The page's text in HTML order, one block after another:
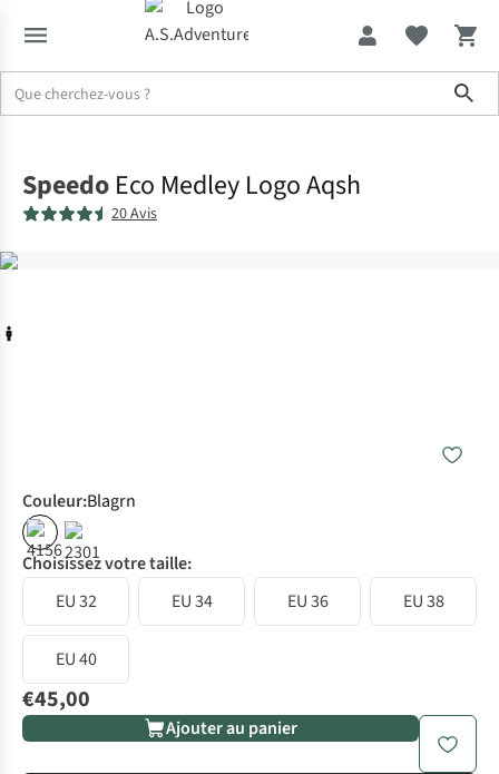
Speedo Eco Medley Logo Aqsh
20 Avis
Couleur:Blagrn
Choisissez votre taille:
EU 32
EU 34 EU 36 EU 38
EU 40
€45,00
Ajouter au panier